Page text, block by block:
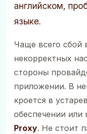
английском,
языке.
Чаще всего сбой
некорректных
стороны
приложении. В
кроется в
обеспечении
Proxy. Не стоит